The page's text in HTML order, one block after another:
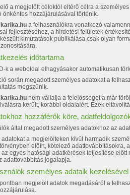
a megjelölt céloktól eltérő célra a
önkéntes hozzájárulásával történik.
a felhasználókra vonatkozó
fejlesztéséhez, a hirdetési felületek
kimutatások publikálása csak olyan
időtartama
k a weboldal elhagyásakor automatikusan
során megadott személyes adatokat a
megszűnik.
nem vállalja a felelősséget a már
került, korábbi oldalaiért. Ezek
hozzáférők köre,
által megadott személyes adatokhoz az
a megjelölteken kívül harmadik
előírt, kötelező adattovábbításokra,
egyes hatósági adatkérések teljesítése
adattovábbítás jogalapja.
személyes adataik
megjelölt adatok megadásáról a